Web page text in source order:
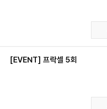
[EVENT] 프락셀 5회